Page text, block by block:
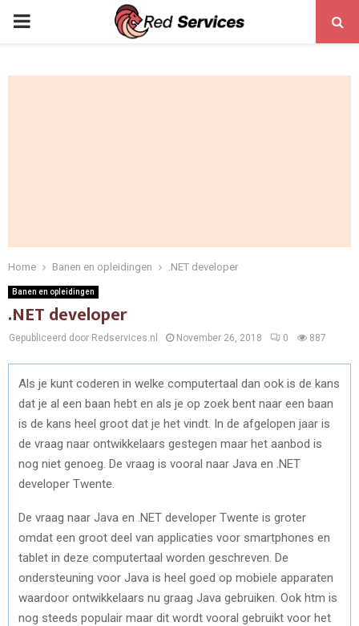
PRIMARY
Home Banen en opleidingen .NET developer
Banen en opleidingen
.NET developer
Gepubliceerd door Redservices.nl November 26, 2018 0 887
Als je kunt coderen in welke computertaal dan ook is de kans
dat je al een baan hebt en als je op zoek bent naar een baan
is de kans heel groot dat je het vindt. In de afgelopen jaar is
de vraag naar ontwikkelaars gestegen maar het aanbod is
nog niet genoeg. De vraag is vooral naar Java en .NET
developer Twente.
De vraag naar Java en .NET developer Twente is groter
omdat een groot deel van applicaties voor smartphones en
tablet in deze computertaal worden geschreven. De
ondersteuning voor Java is heel goed op mobiele apparaten
waardoor ontwikkelaars nu graag Java gebruiken. Ook htm is
nog steeds populair maar dit wordt vooral gebruikt voor het